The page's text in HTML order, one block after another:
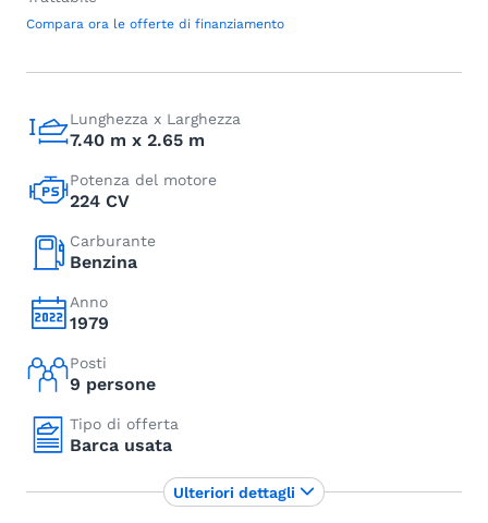
Compara ora le offerte di finanziamento
Lunghezza x Larghezza
7.40 m x 2.65 m
Potenza del motore
224 CV
Carburante
Benzina
Anno
1979
Posti
9 persone
Tipo di offerta
Barca usata
Ulteriori dettagli